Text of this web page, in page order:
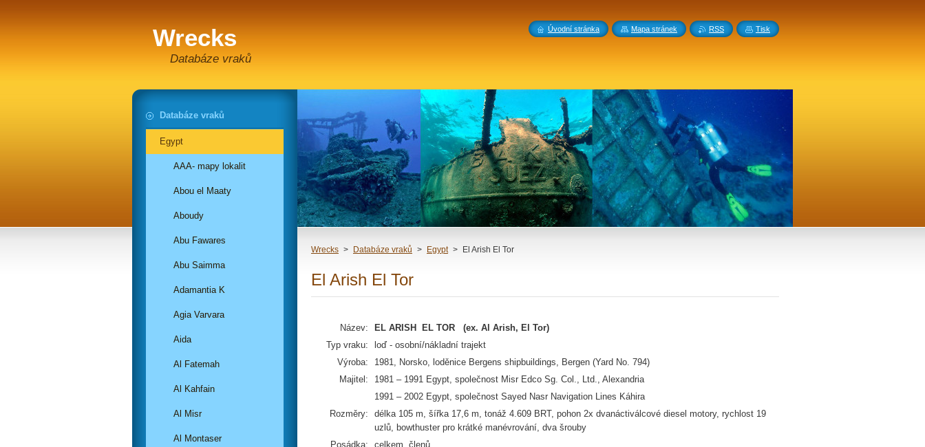
Wrecks
Databáze vraků
Wrecks > Databáze vraků > Egypt > El Arish El Tor
El Arish El Tor
Název:
EL ARISH EL TOR (ex. Al Arish, El Tor)
Typ vraku:
loď - osobní/nákladní trajekt
Výroba:
1981, Norsko, loděnice Bergens shipbuildings, Bergen (Yard No. 794)
Majitel:
1981 – 1991 Egypt, společnost Misr Edco Sg. Col., Ltd., Alexandria
1991 – 2002 Egypt, společnost Sayed Nasr Navigation Lines Káhira
Rozměry:
délka 105 m, šířka 17,6 m, tonáž 4.609 BRT, pohon 2x dvanáctiválcové diesel motory, rychlost 19
uzlů, bowthuster pro krátké manévrování, dva šrouby
Posádka:
celkem členů
Databáze vraků
Egypt
AAA- mapy lokalit
Abou el Maaty
Aboudy
Abu Fawares
Abu Saimma
Adamantia K
Agia Varvara
Aida
Al Fatemah
Al Kahfain
Al Misr
Al Montaser
Úvodní stránka Mapa stránek RSS Tisk